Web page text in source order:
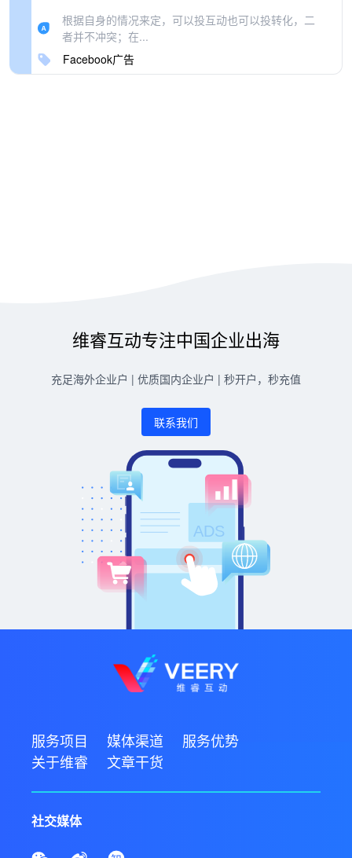
根据自身的情况来定，可以投互动也可以投转化，二
者并不冲突；在...
Facebook广告
维睿互动专注中国企业出海
充足海外企业户 | 优质国内企业户 | 秒开户，秒充值
联系我们
服务项目 媒体渠道
服务优势
关于维睿
文章干货
社交媒体